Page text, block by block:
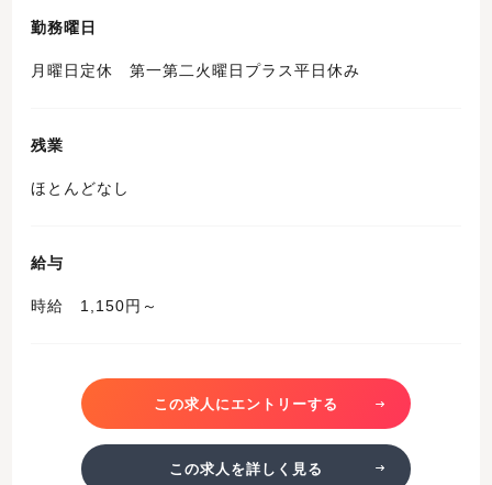
勤務曜日
月曜日定休 第一第二火曜日プラス平日休み
残業
ほとんどなし
給与
時給 1,150円～
この求人にエントリーする
この求人を詳しく見る